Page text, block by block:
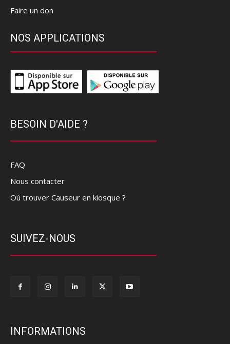
Faire un don
NOS APPLICATIONS
BESOIN D'AIDE ?
FAQ
Nous contacter
Où trouver Causeur en kiosque ?
SUIVEZ-NOUS
INFORMATIONS